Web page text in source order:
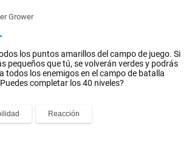
Grower
los puntos amarillos del campo de juego. Si
pequeños que tú, se volverán verdes y podrás
todos los enemigos en el campo de batalla
completar los 40 niveles?
Reacción